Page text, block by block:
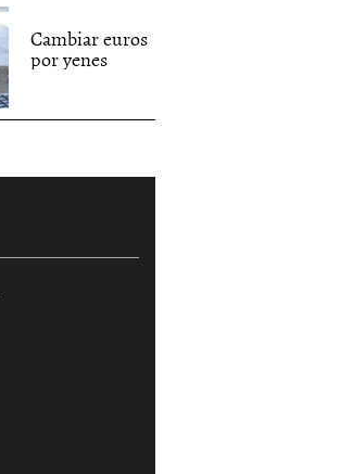
Cambiar euros
por yenes